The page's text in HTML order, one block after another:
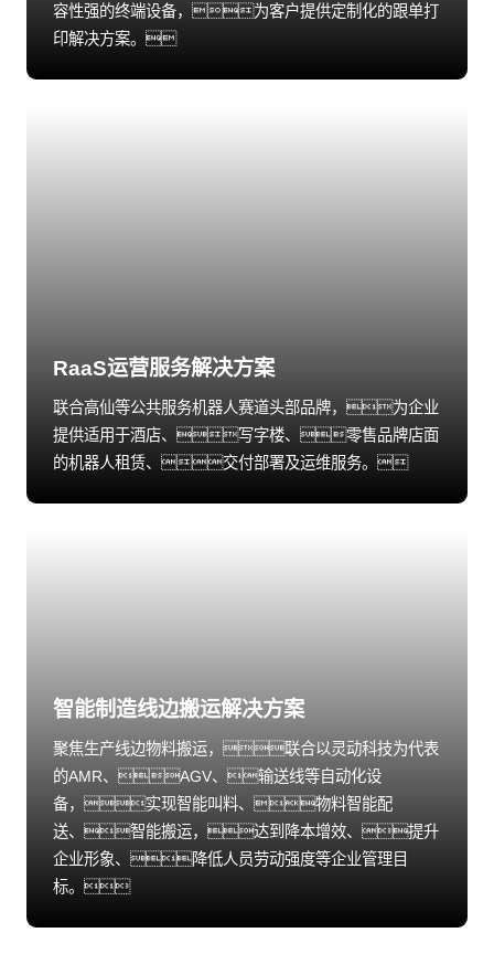
容性强的终端设备，为客户提供定制化的跟单打
印解决方案。
RaaS运营服务解决方案
联合高仙等公共服务机器人赛道头部品牌，为企业
提供适用于酒店、写字楼、零售品牌店面
的机器人租赁、交付部署及运维服务。
智能制造线边搬运解决方案
聚焦生产线边物料搬运，联合以灵动科技为代表
的AMR、AGV、输送线等自动化设
备，实现智能叫料、物料智能配
送、智能搬运，达到降本增效、提升
企业形象、降低人员劳动强度等企业管理目
标。